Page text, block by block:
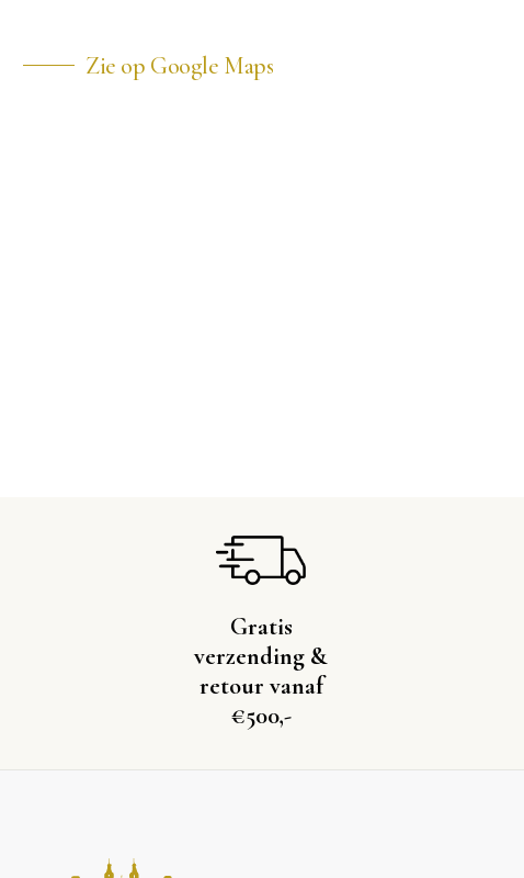
Zie op Google Maps
Gratis
verzending &
retour vanaf
€500,-